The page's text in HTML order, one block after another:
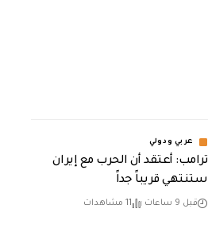
عربي ودولي
‏ترامب: أعتقد أن الحرب مع إيران
ستنتهي قريباً جداً
قبل 9 ساعات 11 مشاهدات